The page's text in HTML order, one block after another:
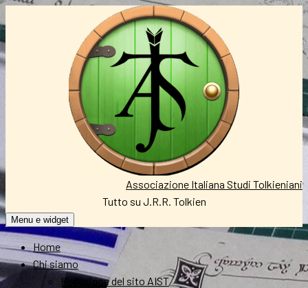
al
contenuto
Associazione Italiana Studi Tolkieniani
Tutto su J.R.R. Tolkien
Menu e widget
Home
Chi siamo
Redazione del sito AIST